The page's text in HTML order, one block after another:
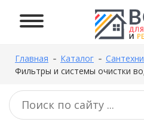
Главная Каталог
Фильтры и системы очистки